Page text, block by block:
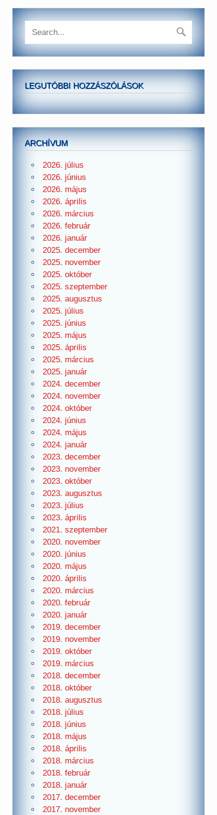
LEGUTÓBBI HOZZÁSZÓLÁSOK
ARCHÍVUM
2026. július
2026. június
2026. május
2026. április
2026. március
2026. február
2026. január
2025. december
2025. november
2025. október
2025. szeptember
2025. augusztus
2025. július
2025. június
2025. május
2025. április
2025. március
2025. január
2024. december
2024. november
2024. október
2024. június
2024. május
2024. január
2023. december
2023. november
2023. október
2023. augusztus
2023. július
2023. április
2021. szeptember
2020. november
2020. június
2020. május
2020. április
2020. március
2020. február
2020. január
2019. december
2019. november
2019. október
2019. március
2018. december
2018. október
2018. augusztus
2018. július
2018. június
2018. május
2018. április
2018. március
2018. február
2018. január
2017. december
2017. november